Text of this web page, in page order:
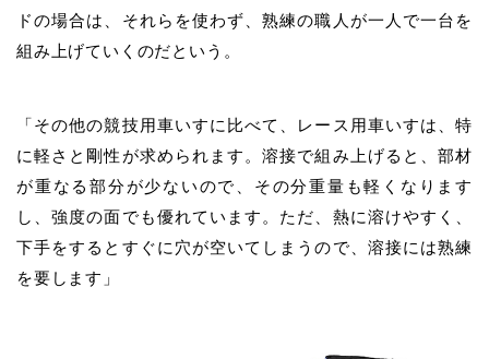
ドの場合は、それらを使わず、熟練の職人が一人で一台を
組み上げていくのだという。
「その他の競技用車いすに比べて、レース用車いすは、特
に軽さと剛性が求められます。溶接で組み上げると、部材
が重なる部分が少ないので、その分重量も軽くなります
し、強度の面でも優れています。ただ、熱に溶けやすく、
下手をするとすぐに穴が空いてしまうので、溶接には熟練
を要します」